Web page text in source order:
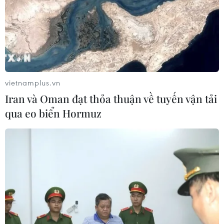
Dự án đường bộ cao tốc Gia Nghĩa-
Chơn Thành "đội vốn" hơn 350 tỷ
đồng
05/08/2026 09:06
Còn tồn tại, khiếm khuyết hệ thống
thu phí tại 5 Dự án cao tốc Bắc-Nam
Cao tốc Khánh Hoà-Buôn Ma Thuột
sẽ hoàn thành, khai thác trong năm
nay
05/08/2026 07:14
vietnamplus.vn
Iran và Oman đạt thỏa thuận về tuyến vận tải
qua eo biển Hormuz